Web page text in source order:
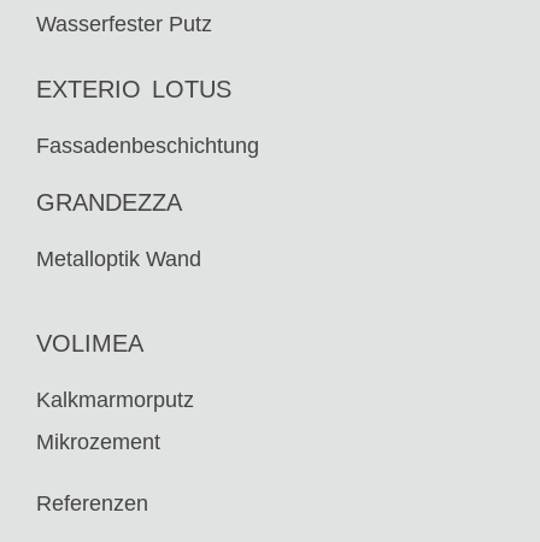
Wasserfester Putz
EXTERIO LOTUS
Fassadenbeschichtung
GRANDEZZA
Metalloptik Wand
VOLIMEA
Kalkmarmorputz
Mikrozement
Referenzen